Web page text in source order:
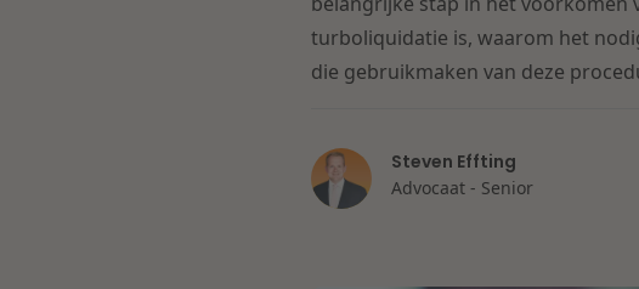
turboliquidatie is, waarom het
die gebruikmaken van deze
Steven Effting
Advocaat - Senior